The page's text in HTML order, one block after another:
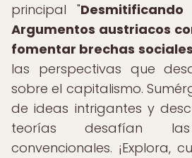
principal "
Argumentos austriacos
fomentar brechas sociales
las perspectivas que
sobre el capitalismo.
de ideas intrigantes y
teorías desafían las
convencionales. ¡Explora,